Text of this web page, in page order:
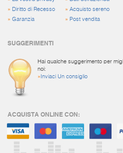
» Diritto di Recesso
» Garanzia
» Acquisto sereno
» Post vendita
SUGGERIMENTI
Hai qualche suggerimento per
noi:
» Inviaci Un consiglio
ACQUISTA ONLINE CON: